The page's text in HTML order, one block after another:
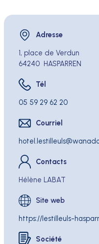
Adresse
Adresse
1, place de Verdun
64240 HASPARREN
Tél
Tél
05 59 29 62 20
Courriel
Courriel
hotel.lestilleuls
Contacts
Hélène LABAT
Site web
https://lestilleuls-
Société